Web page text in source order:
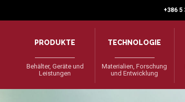
+386 5
PRODUKTE
Behälter, Geräte und
Leistungen
TECHNOLOGIE
Materialien, Forschung
und Entwicklung